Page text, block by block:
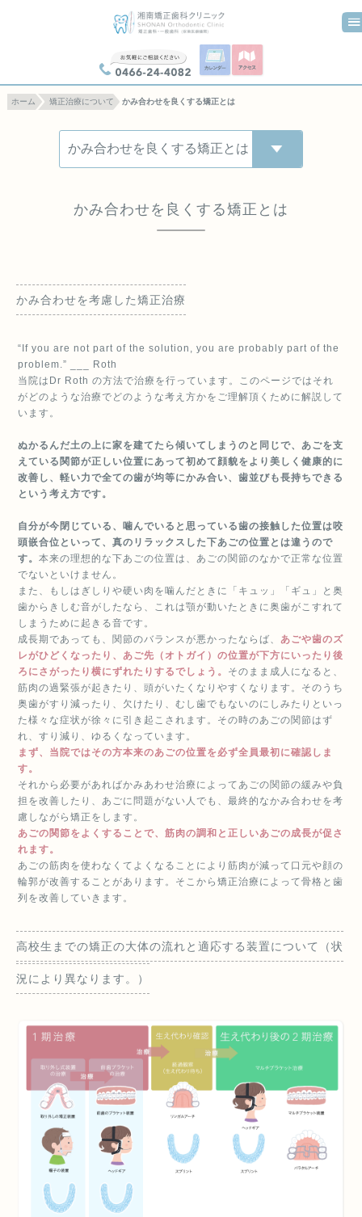
0466-24-4082
ホーム 矯正治療について かみ合わせを良くする矯正とは
かみ合わせを良くする矯正とは
かみ合わせを考慮した矯正治療
“If you are not part of the solution, you are probably part of the
problem.” ___ Roth
当院はDr Roth の方法で治療を行っています。このページではそれ
がどのような治療でどのような考え方かをご理解頂くために解説して
います。
ぬかるんだ土の上に家を建てたら傾いてしまうのと同じで、あごを支
えている関節が正しい位置にあって初めて顔貌をより美しく健康的に
改善し、軽い力で全ての歯が均等にかみ合い、歯並びも長持ちできる
という考え方です。
自分が今閉じている、噛んでいると思っている歯の接触した位置は咬
頭嵌合位といって、真のリラックスした下あごの位置とは違うので
す。本来の理想的な下あごの位置は、あごの関節のなかで正常な位置
でないといけません。
また、もしはぎしりや硬い肉を噛んだときに「キュッ」「ギュ」と奥
歯からきしむ音がしたなら、これは顎が動いたときに奥歯がこすれて
しまうために起きる音です。
成長期であっても、関節のバランスが悪かったならば、あごや歯のズ
レがひどくなったり、あご先（オトガイ）の位置が下方にいったり後
ろにさがったり横にずれたりするでしょう。 そのまま成人になると、
筋肉の過緊張が起きたり、頭がいたくなりやすくなります。そのうち
奥歯がすり減ったり、欠けたり、むし歯でもないのにしみたりといっ
た様々な症状が徐々に引き起こされます。その時のあごの関節はず
れ、すり減り、ゆるくなっています。
まず、当院ではその方本来のあごの位置を必ず全員最初に確認しま
す。
それから必要があればかみあわせ治療によってあごの関節の緩みや負
担を改善したり、あごに問題がない人でも、最終的なかみ合わせを考
慮しながら矯正をします。
あごの関節をよくすることで、筋肉の調和と正しいあごの成長が促さ
れます。
あごの筋肉を使わなくてよくなることにより筋肉が減って口元や顔の
輪郭が改善することがあります。そこから矯正治療によって骨格と歯
列を改善していきます。
高校生までの矯正の大体の流れと適応する装置について（状
況により異なります。）